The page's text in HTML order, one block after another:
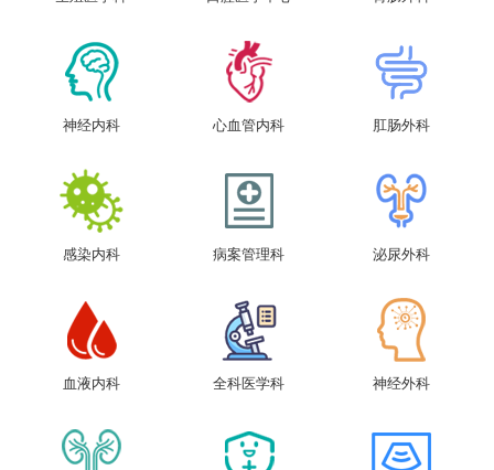
神经内科 心血管内科 肛肠外科
感染内科 病案管理科 泌尿外科
血液内科 全科医学科 神经外科